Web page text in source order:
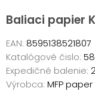
Baliaci papier
EAN: 8595138521807
Katalógové čislo:
Expedičné balenie:
Výrobca: MFP paper